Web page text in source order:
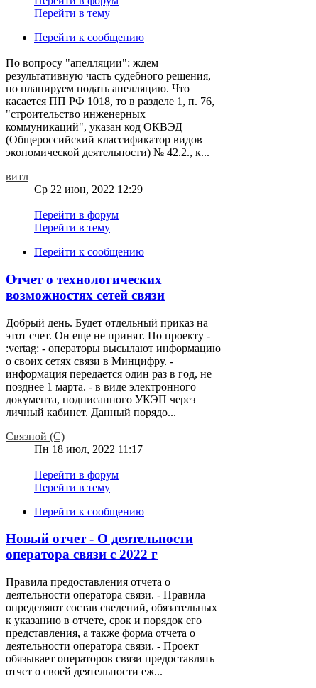
Перейти в тему
Перейти к сообщению
По вопросу "апелляции": ждем
результативную часть судебного решения,
но планируем подать апелляцию. Что
касается ПП РФ 1018, то в разделе 1, п. 76,
"строительство инженерных
коммуникаций", указан код ОКВЭД
(Общероссийский классификатор видов
экономической деятельности) № 42.2., к...
витл
Ср 22 июн, 2022 12:29
Перейти в форум
Перейти в тему
Перейти к сообщению
Отчет о технологических
возможностях сетей связи
Добрый день. Будет отдельный приказ на
этот счет. Он еще не принят. По проекту -
:vertag: - операторы высылают информацию
о своих сетях связи в Минцифру. -
информация передается один раз в год, не
позднее 1 марта. - в виде электронного
документа, подписанного УКЭП через
личный кабинет. Данный порядо...
Связной (С)
Пн 18 июл, 2022 11:17
Перейти в форум
Перейти в тему
Перейти к сообщению
Новый отчет - О деятельности
оператора связи с 2022 г
Правила предоставления отчета о
деятельности оператора связи. - Правила
определяют состав сведений, обязательных
к указанию в отчете, срок и порядок его
представления, а также форма отчета о
деятельности оператора связи. - Проект
обязывает операторов связи предоставлять
отчет о своей деятельности еж...